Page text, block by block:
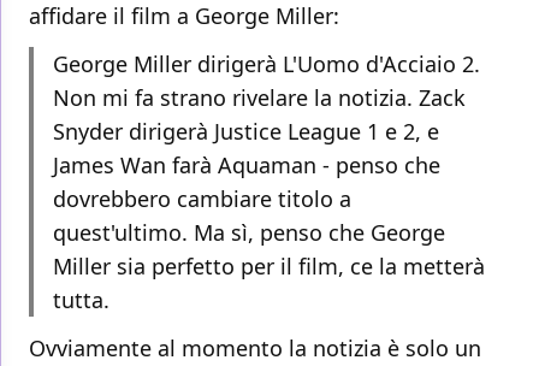
affidare il film a George Miller:
George Miller dirigerà L'Uomo d'Acciaio 2.
Non mi fa strano rivelare la notizia. Zack
Snyder dirigerà Justice League 1 e 2, e
James Wan farà Aquaman - penso che
dovrebbero cambiare titolo a
quest'ultimo. Ma sì, penso che George
Miller sia perfetto per il film, ce la metterà
tutta.
Ovviamente al momento la notizia è solo un